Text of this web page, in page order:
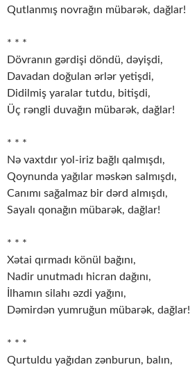
Qutlanmış novrağın mübarək, dağlar!
* * *
Dövranın gərdişi döndü, dəyişdi,
Davadan doğulan ərlər yetişdi,
Didilmiş yaralar tutdu, bitişdi,
Üç rəngli duvağın mübarək, dağlar!
* * *
Nə vaxtdır yol-iriz bağlı qalmışdı,
Qoynunda yağılar məskən salmışdı,
Canımı sağalmaz bir dərd almışdı,
Sayalı qonağın mübarək, dağlar!
* * *
Xətai qırmadı könül bağını,
Nadir unutmadı hicran dağını,
İlhamın silahı əzdi yağını,
Dəmirdən yumruğun mübarək, dağlar!
* * *
Qurtuldu yağıdan zənburun, balın,